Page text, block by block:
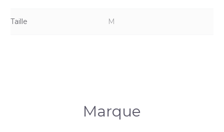
Taille M
Marque